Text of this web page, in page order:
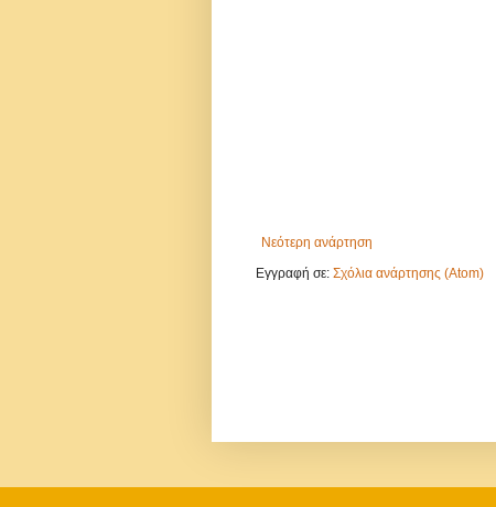
Νεότερη ανάρτηση
Εγγραφή σε: Σχόλια ανάρτησης (Atom)